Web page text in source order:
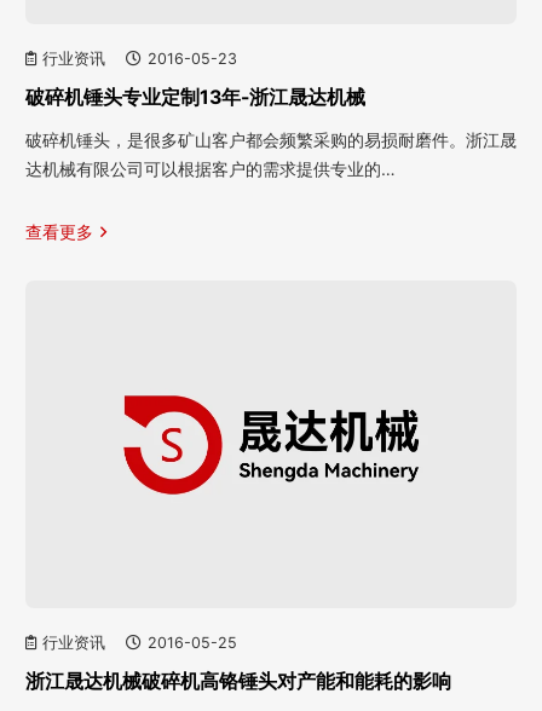
行业资讯 2016-05-23
破碎机锤头专业定制13年-浙江晟达机械
破碎机锤头，是很多矿山客户都会频繁采购的易损耐磨件。浙江晟
达机械有限公司可以根据客户的需求提供专业的…
查看更多
行业资讯 2016-05-25
浙江晟达机械破碎机高铬锤头对产能和能耗的影响